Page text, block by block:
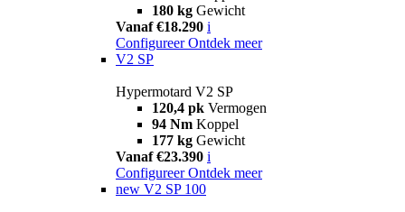
180 kg Gewicht
Vanaf €18.290 i
Configureer Ontdek meer
V2 SP
Hypermotard V2 SP
120,4 pk Vermogen
94 Nm Koppel
177 kg Gewicht
Vanaf €23.390 i
Configureer Ontdek meer
new V2 SP 100